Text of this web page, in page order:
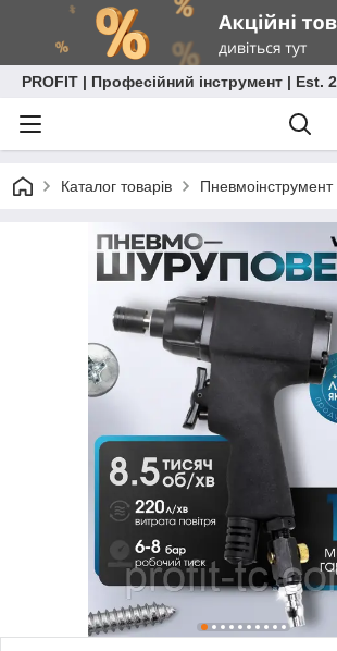
PROFIT | Професійний інструмент | Est.
Каталог товарів Пневмоінструмент